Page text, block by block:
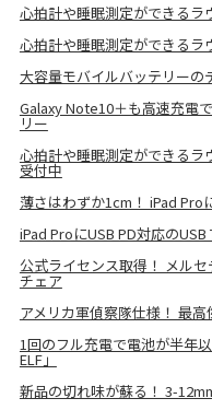
心拍計や睡眠測定ができるラ
心拍計や睡眠測定ができるラ
大容量モバイルバッテリーの
Galaxy Note10＋も高速充電
リー
心拍計や睡眠測定ができるラ
受付中
薄さはわずか1cm！ iPad Pro
iPad ProにUSB PD対応の
公式ライセンス取得！ メル
チェア
アメリカ軍偵察隊仕様！ 最
1回のフル充電で電池が半年
ELF」
新品の切れ味が蘇る！ 3-